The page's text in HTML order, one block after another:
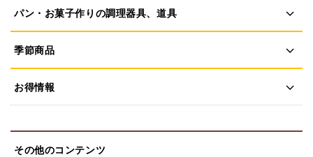
パン・お菓子作りの調理器具、道具
季節商品
お得情報
その他のコンテンツ